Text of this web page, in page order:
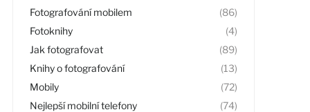
Fotografování mobilem
(86)
Fotoknihy
(4)
Jak fotografovat
(89)
Knihy o fotografování
(13)
Mobily
(72)
Nejlepší mobilní telefony
(74)